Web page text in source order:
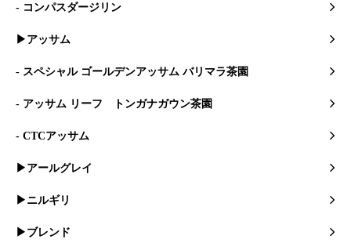
- コンパスダージリン
▶アッサム
- スペシャル ゴールデンアッサム バリマラ茶園
- アッサム リーフ トンガナガウン茶園
- CTCアッサム
▶アールグレイ
▶ニルギリ
▶ブレンド